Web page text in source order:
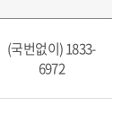
(국번없이) 1833-
6972